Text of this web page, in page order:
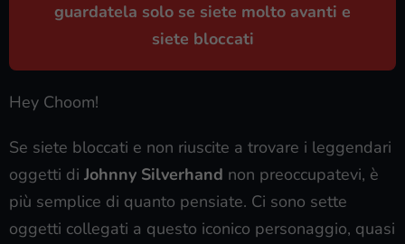
guardatela solo se siete molto avanti e
siete bloccati
Hey Choom!
Se siete bloccati e non riuscite a trovare i leggendari
oggetti di Johnny Silverhand non preoccupatevi, è
più semplice di quanto pensiate. Ci sono sette
oggetti collegati a questo iconico personaggio, quasi